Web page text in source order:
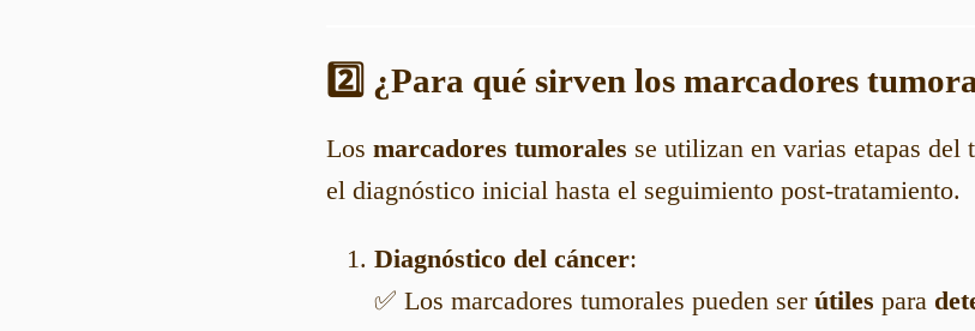
2️⃣ ¿Para qué sirven los marcadores
Los marcadores tumorales se utilizan en varias etapas del
el diagnóstico inicial hasta el seguimiento post-tratamiento.
Diagnóstico del cáncer:
✅ Los marcadores tumorales pueden ser útiles para